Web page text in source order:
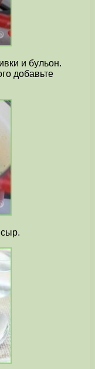
и бульон.
добавьте